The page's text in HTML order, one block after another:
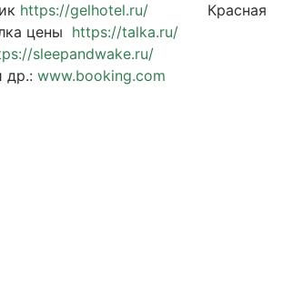
https://gelhotel.ru/ Красная
цены https://talka.ru/
sleepandwake.ru/
др.: www.booking.com